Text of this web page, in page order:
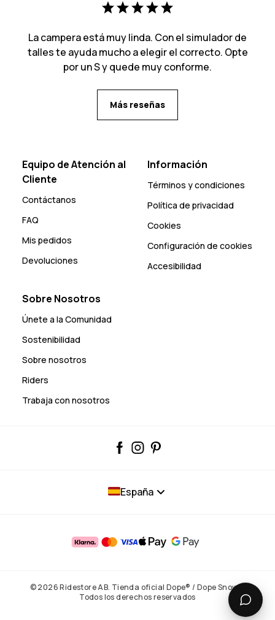
La campera está muy linda. Con el simulador de
talles te ayuda mucho a elegir el correcto. Opte
por un S y quede muy conforme.
Más reseñas
Equipo de Atención al
Cliente
Contáctanos
FAQ
Mis pedidos
Devoluciones
Información
Términos y condiciones
Política de privacidad
Cookies
Configuración de cookies
Accesibilidad
Sobre Nosotros
Únete a la Comunidad
Sostenibilidad
Sobre nosotros
Riders
Trabaja con nosotros
España
© 2026 Ridestore AB. Tienda oficial Dope® / Dope Snow®.
Todos los derechos reservados